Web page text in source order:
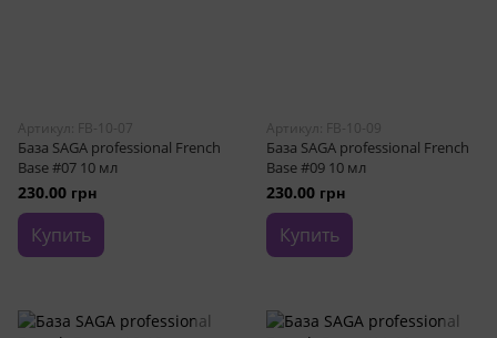
Артикул: FB-10-07
База SAGA professional French
Base #07 10 мл
230.00 грн
Купить
Артикул: FB-10-09
База SAGA professional French
Base #09 10 мл
230.00 грн
Купить